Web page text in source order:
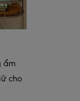
ẩm
cho